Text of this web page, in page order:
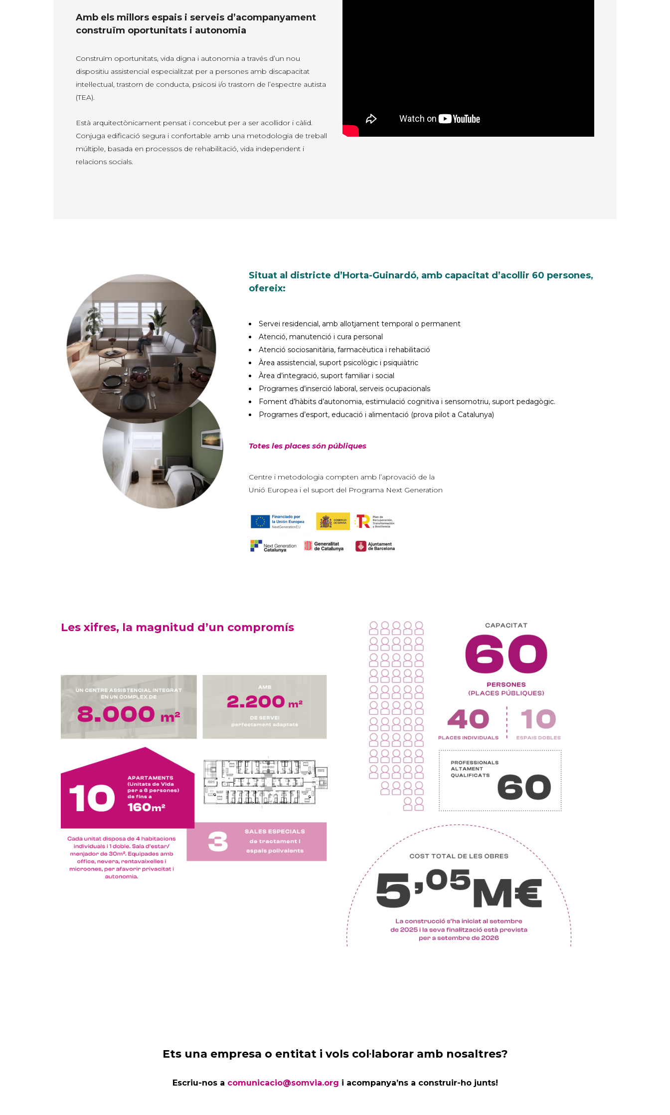
Amb els millors espais i serveis d’acompanyament
construïm oportunitats i autonomia
Construïm oportunitats, vida digna i autonomia a través d’un nou
dispositiu assistencial especialitzat per a persones amb discapacitat
intel·lectual, trastorn de conducta, psicosi i/o trastorn de l’espectre autista
(TEA).
Està arquitectònicament pensat i concebut per a ser acollidor i càlid.
Conjuga edificació segura i confortable amb una metodologia de treball
múltiple, basada en processos de rehabilitació, vida independent i
relacions socials.
Situat al districte d’Horta-Guinardó, amb capacitat d’acollir 60 persones,
ofereix:
Servei residencial, amb allotjament temporal o permanent
Atenció, manutenció i cura personal
Atenció sociosanitària, farmacèutica i rehabilitació
Àrea assistencial, suport psicològic i psiquiàtric
Àrea d’integració, suport familiar i social
Programes d’inserció laboral, serveis ocupacionals
Foment d’hàbits d’autonomia, estimulació cognitiva i sensomotriu, suport pedagògic.
Programes d’esport, educació i alimentació (prova pilot a Catalunya)
Totes les places són públiques
Centre i metodologia compten amb l’aprovació de la
Unió Europea i el suport del Programa Next Generation
Les xifres, la magnitud d’un compromís
Ets una empresa o entitat i vols col·laborar amb nosaltres?
Escriu-nos a comunicacio@somvia.org i acompanya’ns a construir-ho junts!